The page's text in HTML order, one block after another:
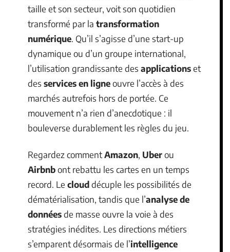
taille et son secteur, voit son quotidien
transformé par la transformation
numérique. Qu’il s’agisse d’une start-up
dynamique ou d’un groupe international,
l’utilisation grandissante des applicationset
des services en ligneouvre l’accès à des
marchés autrefois hors de portée. Ce
mouvement n’a rien d’anecdotique : il
bouleverse durablement les règles du jeu.
Regardez commentAmazon, Uberou
Airbnbont rebattu les cartes en un temps
record. Le clouddécuple les possibilités de
dématérialisation, tandis que l’analyse de
donnéesde masse ouvre la voie à des
stratégies inédites. Les directions métiers
s’emparent désormais de l’intelligence